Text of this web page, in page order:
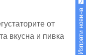
от
вкусна и пивка
Изпрати новина